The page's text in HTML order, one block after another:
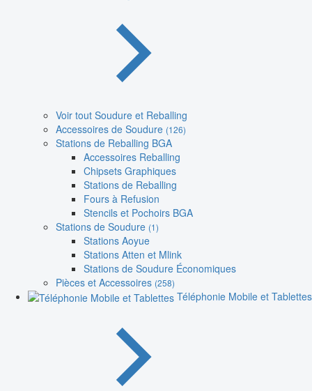
Voir tout Soudure et Reballing
Accessoires de Soudure (126)
Stations de Reballing BGA
Accessoires Reballing
Chipsets Graphiques
Stations de Reballing
Fours à Refusion
Stencils et Pochoirs BGA
Stations de Soudure (1)
Stations Aoyue
Stations Atten et Mlink
Stations de Soudure Économiques
Pièces et Accessoires (258)
Téléphonie Mobile et Tablettes